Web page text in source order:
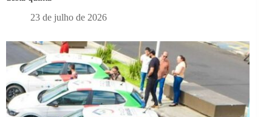
23 de julho de 2026